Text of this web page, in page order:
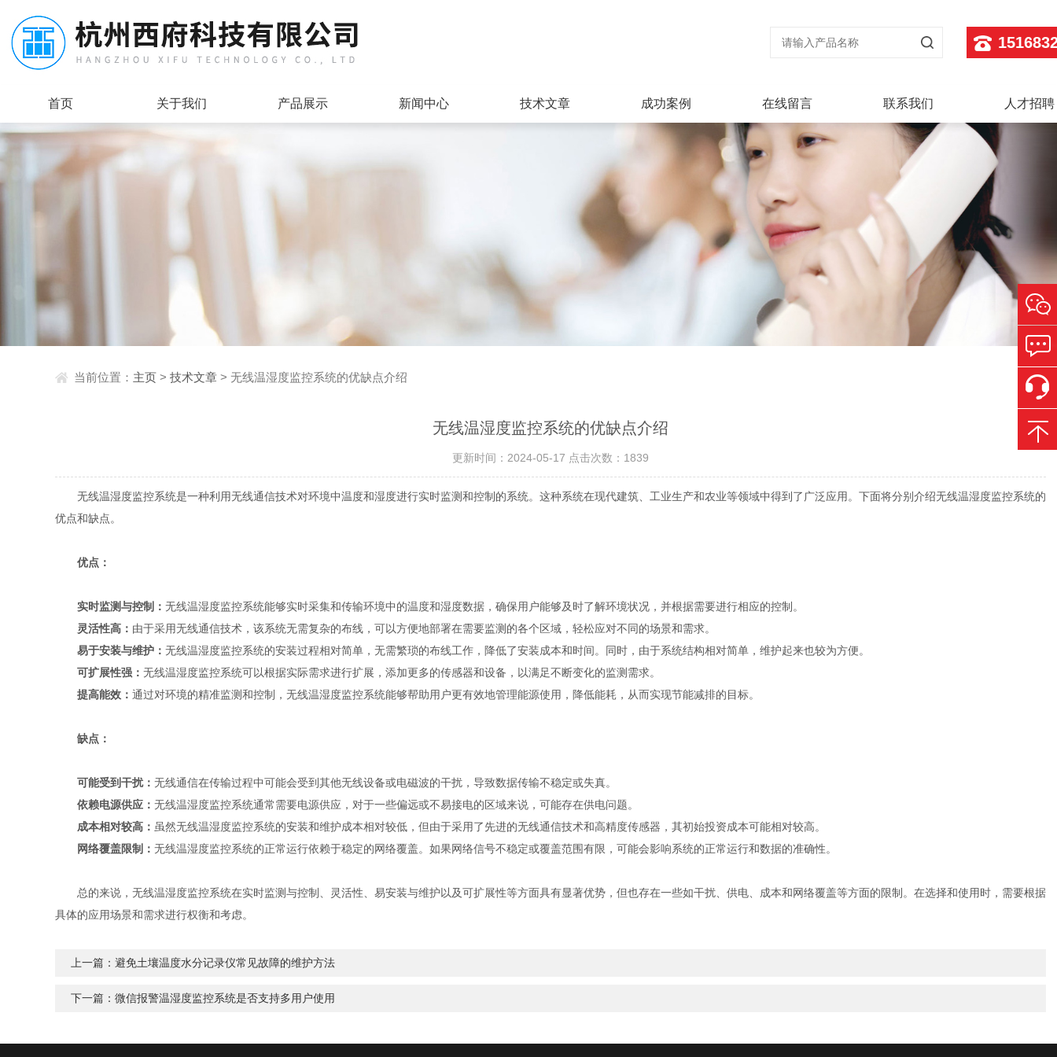
首页 关于我们 产品展示 新闻中心 技术文章 成功案例 在线留言 联系我们 人才招聘
当前位置： 主页 > 技术文章 > 无线温湿度监控系统的优缺点介绍
无线温湿度监控系统的优缺点介绍
更新时间：2024-05-17 点击次数：1839
无线温湿度监控系统是一种利用无线通信技术对环境中温度和湿度进行实时监测和控制的系统。这种系统在现代建筑、工业生产和农业等领域中得到了广泛应用。下面将分别介绍无线温湿度监控系统的
优点和缺点。
优点：
实时监测与控制： 无线温湿度监控系统能够实时采集和传输环境中的温度和湿度数据，确保用户能够及时了解环境状况，并根据需要进行相应的控制。
灵活性高： 由于采用无线通信技术，该系统无需复杂的布线，可以方便地部署在需要监测的各个区域，轻松应对不同的场景和需求。
易于安装与维护： 无线温湿度监控系统的安装过程相对简单，无需繁琐的布线工作，降低了安装成本和时间。同时，由于系统结构相对简单，维护起来也较为方便。
可扩展性强： 无线温湿度监控系统可以根据实际需求进行扩展，添加更多的传感器和设备，以满足不断变化的监测需求。
提高能效： 通过对环境的精准监测和控制，无线温湿度监控系统能够帮助用户更有效地管理能源使用，降低能耗，从而实现节能减排的目标。
缺点：
可能受到干扰： 无线通信在传输过程中可能会受到其他无线设备或电磁波的干扰，导致数据传输不稳定或失真。
依赖电源供应： 无线温湿度监控系统通常需要电源供应，对于一些偏远或不易接电的区域来说，可能存在供电问题。
成本相对较高： 虽然无线温湿度监控系统的安装和维护成本相对较低，但由于采用了先进的无线通信技术和高精度传感器，其初始投资成本可能相对较高。
网络覆盖限制： 无线温湿度监控系统的正常运行依赖于稳定的网络覆盖。如果网络信号不稳定或覆盖范围有限，可能会影响系统的正常运行和数据的准确性。
总的来说，无线温湿度监控系统在实时监测与控制、灵活性、易安装与维护以及可扩展性等方面具有显著优势，但也存在一些如干扰、供电、成本和网络覆盖等方面的限制。在选择和使用时，需要根据
具体的应用场景和需求进行权衡和考虑。
上一篇： 避免土壤温度水分记录仪常见故障的维护方法
下一篇： 微信报警温湿度监控系统是否支持多用户使用